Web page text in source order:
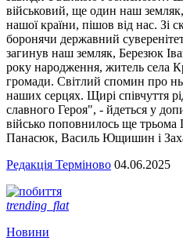
військовий, ще один наш
нашої країни, пішов від нас. Зі
боронячи державний суверенітет
загинув наш земляк, Березюк
року народження, житель села
громади. Світлий спомин про
наших серцях. Щирі співчуття
славного Героя", - йдеться у
військо поповнилось ще трьома
Панасюк, Василь Ющишин і
Редакція Терміново 04.06.2025
trending_flat
Новини